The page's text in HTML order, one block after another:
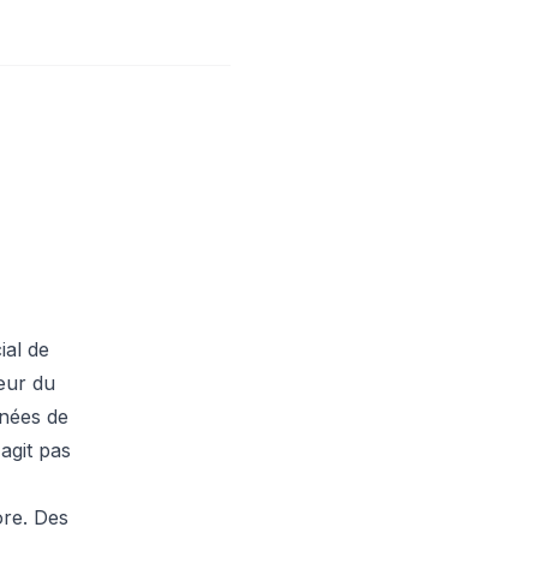
de
du
de
pas
Des